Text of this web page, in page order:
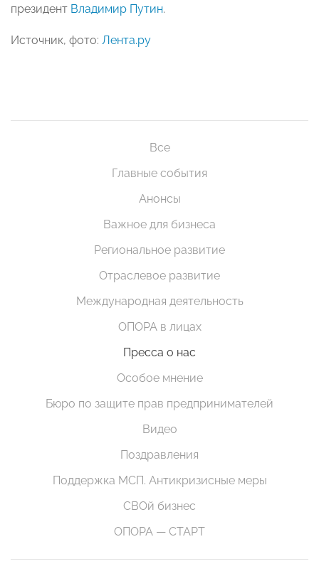
президент Владимир Путин.
Источник, фото: Лента.ру
Все
Главные события
Анонсы
Важное для бизнеса
Региональное развитие
Отраслевое развитие
Международная деятельность
ОПОРА в лицах
Пресса о нас
Особое мнение
Бюро по защите прав предпринимателей
Видео
Поздравления
Поддержка МСП. Антикризисные меры
СВОй бизнес
ОПОРА — СТАРТ